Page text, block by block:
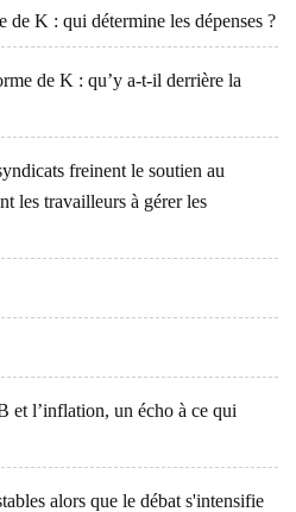
de K : qui détermine les dépenses ?
de K : qu’y a-t-il derrière la
freinent le soutien au
les travailleurs à gérer les
et l’inflation, un écho à ce qui
alors que le débat s'intensifie